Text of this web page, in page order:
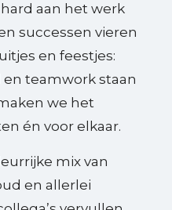
aan het werk
successen vieren
en feestjes:
teamwork staan
we het
én voor elkaar.
mix van
en allerlei